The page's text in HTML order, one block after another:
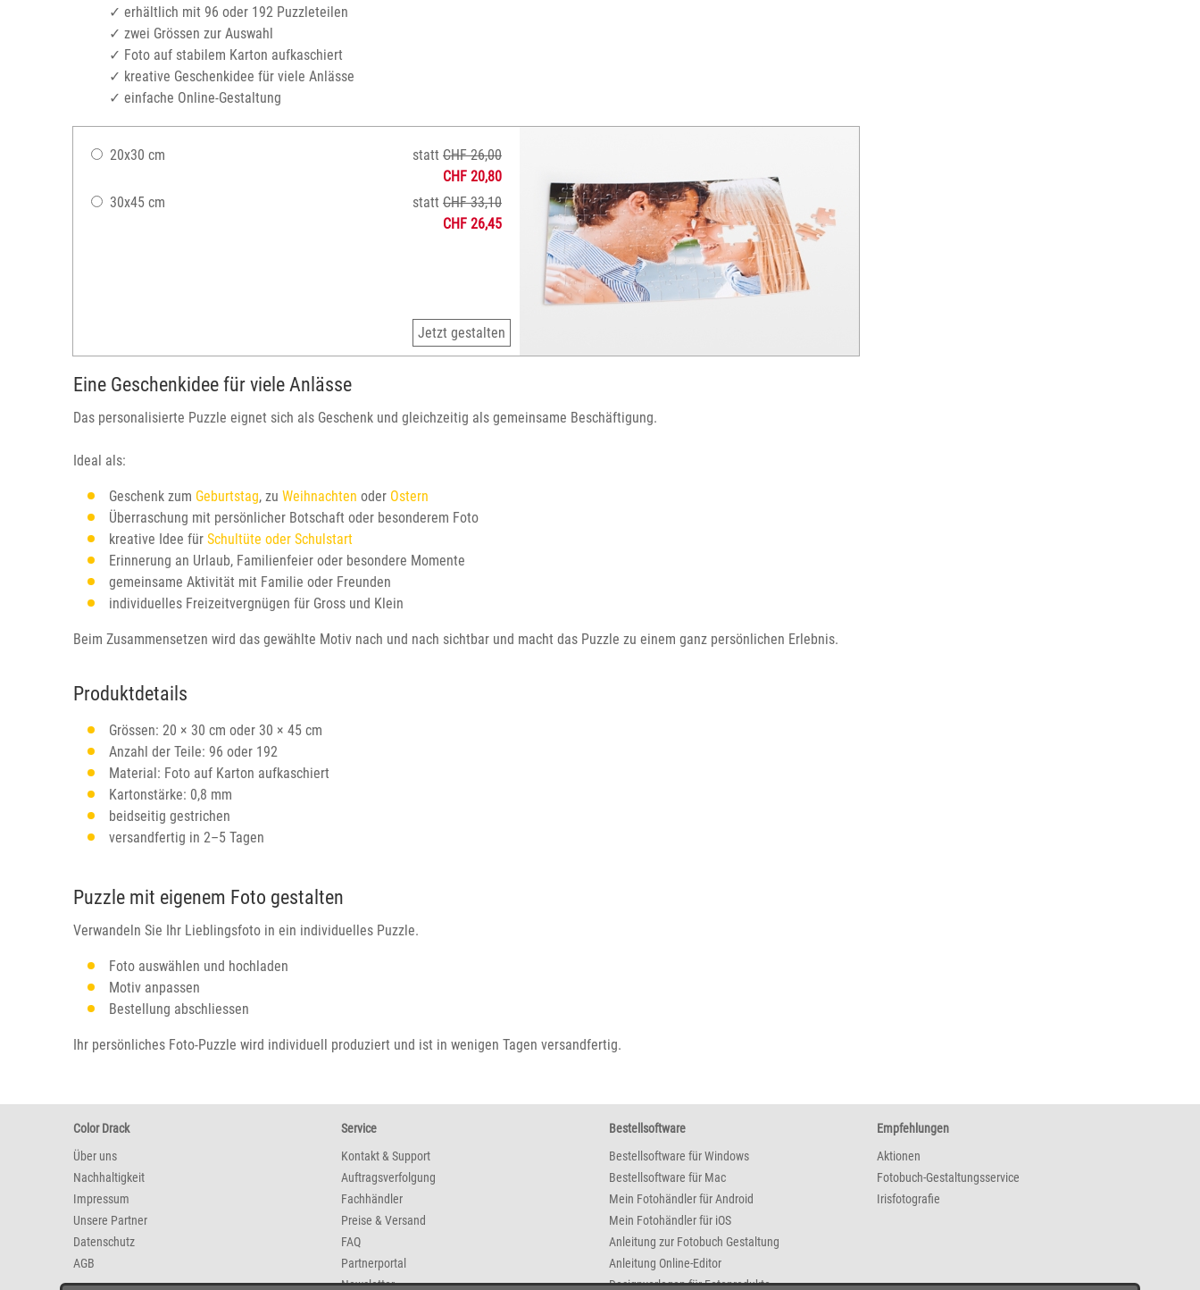
✓ erhältlich mit 96 oder 192 Puzzleteilen
✓ zwei Grössen zur Auswahl
✓ Foto auf stabilem Karton aufkaschiert
✓ kreative Geschenkidee für viele Anlässe
✓ einfache Online-Gestaltung
20x30 cm statt CHF 26,00
CHF 20,80
30x45 cm
statt CHF 33,10
CHF 26,45
Jetzt gestalten
Eine Geschenkidee für viele Anlässe
Das personalisierte Puzzle eignet sich als Geschenk und gleichzeitig als gemeinsame Beschäftigung.
Ideal als:
Geschenk zum Geburtstag, zu Weihnachten oder Ostern
Überraschung mit persönlicher Botschaft oder besonderem Foto
kreative Idee für Schultüte oder Schulstart
Erinnerung an Urlaub, Familienfeier oder besondere Momente
gemeinsame Aktivität mit Familie oder Freunden
individuelles Freizeitvergnügen für Gross und Klein
Beim Zusammensetzen wird das gewählte Motiv nach und nach sichtbar und macht das Puzzle zu einem ganz persönlichen Erlebnis.
Produktdetails
Grössen: 20 × 30 cm oder 30 × 45 cm
Anzahl der Teile: 96 oder 192
Material: Foto auf Karton aufkaschiert
Kartonstärke: 0,8 mm
beidseitig gestrichen
versandfertig in 2–5 Tagen
Puzzle mit eigenem Foto gestalten
Verwandeln Sie Ihr Lieblingsfoto in ein individuelles Puzzle.
Foto auswählen und hochladen
Motiv anpassen
Bestellung abschliessen
Ihr persönliches Foto-Puzzle wird individuell produziert und ist in wenigen Tagen versandfertig.
Color Drack
Über uns
Nachhaltigkeit
Impressum
Unsere Partner
Datenschutz
AGB
Service
Kontakt & Support
Auftragsverfolgung
Fachhändler
Preise & Versand
FAQ
Partnerportal
Newsletter
Bestellsoftware
Bestellsoftware für Windows
Bestellsoftware für Mac
Mein Fotohändler für Android
Mein Fotohändler für iOS
Anleitung zur Fotobuch Gestaltung
Anleitung Online-Editor
Designvorlagen für Fotoprodukte
Empfehlungen
Aktionen
Fotobuch-Gestaltungsservice
Irisfotografie